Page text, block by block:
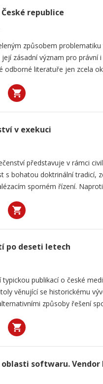
republice
způsobem problematiku
zásadní význam pro právní
odborné literatuře jen zcela
v exekuci
představuje v rámci
s bohatou doktrinální tradicí,
sporném řízení.
po deseti letech
typickou publikací o české
věnující se historickému
způsoby řešení
softwaru. Vendor